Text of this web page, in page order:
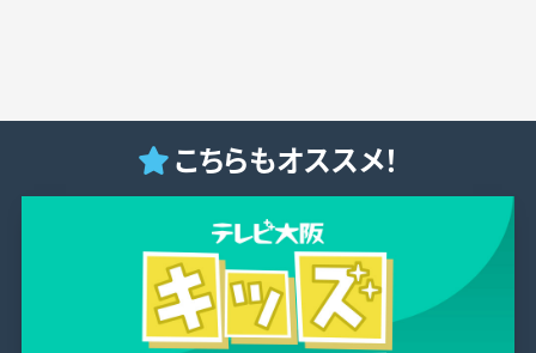
こちらもオススメ！